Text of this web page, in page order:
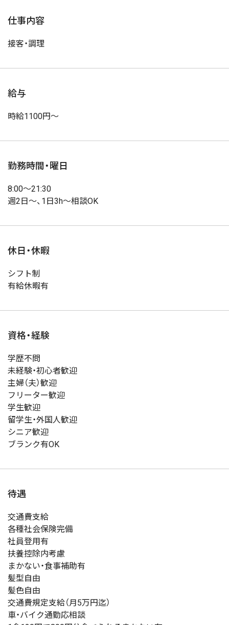
仕事内容
接客・調理
給与
時給1100円～
勤務時間・曜日
8:00〜21:30
週2日〜、1日3h〜相談OK
休日・休暇
シフト制
有給休暇有
資格・経験
学歴不問
未経験・初心者歓迎
主婦（夫）歓迎
フリーター歓迎
学生歓迎
留学生・外国人歓迎
シニア歓迎
ブランク有OK
待遇
交通費支給
各種社会保険完備
社員登用有
扶養控除内考慮
まかない・食事補助有
髪型自由
髪色自由
交通費規定支給（月5万円迄）
車・バイク通勤応相談